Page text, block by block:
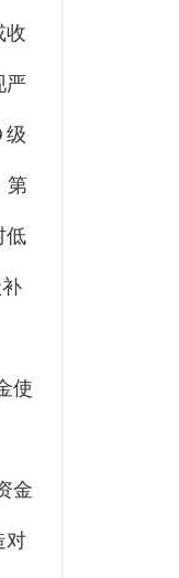
收
严
级
第
低
使
金
对